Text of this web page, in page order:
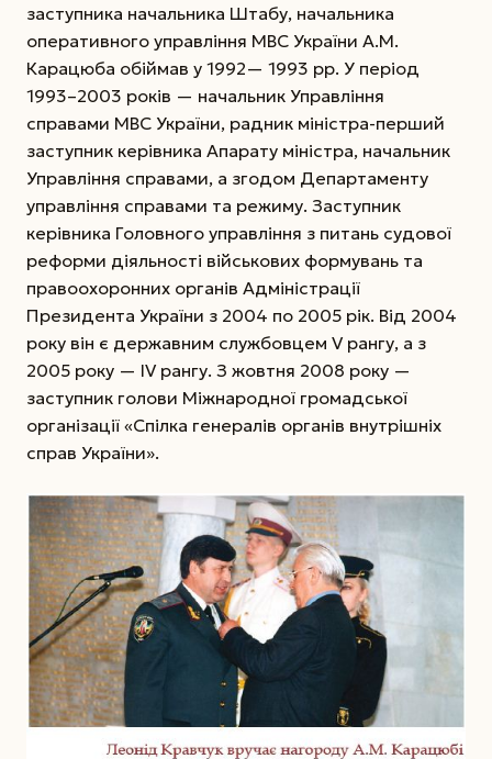
заступника начальника Штабу, начальника
оперативного управління МВС України А.М.
Карацюба обіймав у 1992— 1993 рр. У період
1993–2003 років — начальник Управління
справами МВС України, радник міністра-перший
заступник керівника Апарату міністра, начальник
Управління справами, а згодом Департаменту
управління справами та режиму. Заступник
керівника Головного управління з питань судової
реформи діяльності військових формувань та
правоохоронних органів Адміністрації
Президента України з 2004 по 2005 рік. Від 2004
року він є державним службовцем V рангу, а з
2005 року — ІV рангу. З жовтня 2008 року —
заступник голови Міжнародної громадської
організації «Спілка генералів органів внутрішніх
справ України».